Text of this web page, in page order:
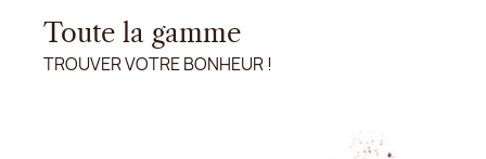
Toute la gamme
TROUVER VOTRE BONHEUR !